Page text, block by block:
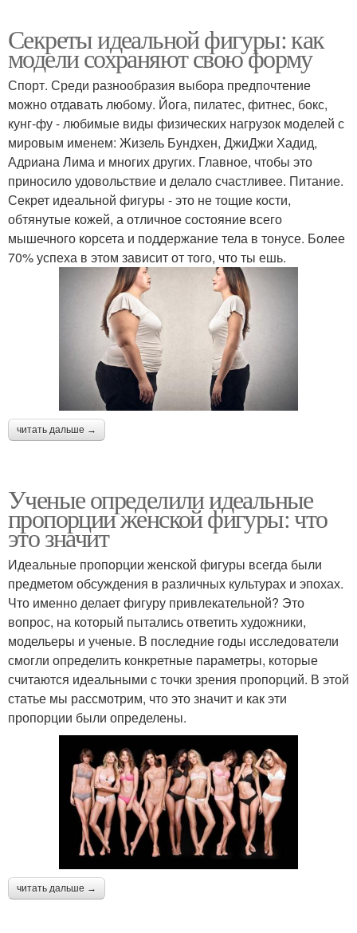
Секреты идеальной фигуры: как
модели сохраняют свою форму
Спорт. Среди разнообразия выбора предпочтение
можно отдавать любому. Йога, пилатес, фитнес, бокс,
кунг-фу - любимые виды физических нагрузок моделей с
мировым именем: Жизель Бундхен, ДжиДжи Хадид,
Адриана Лима и многих других. Главное, чтобы это
приносило удовольствие и делало счастливее. Питание.
Секрет идеальной фигуры - это не тощие кости,
обтянутые кожей, а отличное состояние всего
мышечного корсета и поддержание тела в тонусе. Более
70% успеха в этом зависит от того, что ты ешь.
читать дальше →
Ученые определили идеальные
пропорции женской фигуры: что
это значит
Идеальные пропорции женской фигуры всегда были
предметом обсуждения в различных культурах и эпохах.
Что именно делает фигуру привлекательной? Это
вопрос, на который пытались ответить художники,
модельеры и ученые. В последние годы исследователи
смогли определить конкретные параметры, которые
считаются идеальными с точки зрения пропорций. В этой
статье мы рассмотрим, что это значит и как эти
пропорции были определены.
читать дальше →